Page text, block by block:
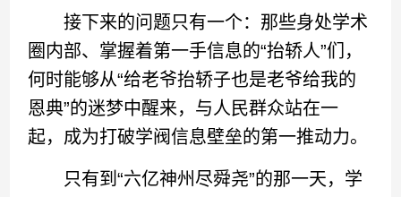
接下来的问题只有一个：那些身处学术
圈内部、掌握着第一手信息的“抬轿人”们，
何时能够从“给老爷抬轿子也是老爷给我的
恩典”的迷梦中醒来，与人民群众站在一
起，成为打破学阀信息壁垒的第一推动力。
只有到“六亿神州尽舜尧”的那一天，学